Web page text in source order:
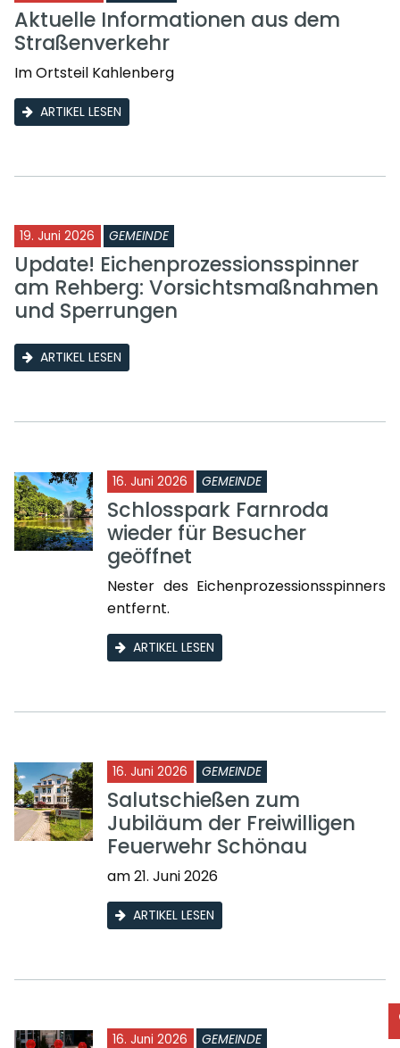
Aktuelle Informationen aus dem
Straßenverkehr
Im Ortsteil Kahlenberg
ARTIKEL LESEN
19. Juni 2026 GEMEINDE
Update! Eichenprozessionsspinner
am Rehberg: Vorsichtsmaßnahmen
und Sperrungen
ARTIKEL LESEN
16. Juni 2026 GEMEINDE
Schlosspark Farnroda
wieder für Besucher
geöffnet
Nester des Eichenprozessionsspinners
entfernt.
ARTIKEL LESEN
16. Juni 2026 GEMEINDE
Salutschießen zum
Jubiläum der Freiwilligen
Feuerwehr Schönau
am 21. Juni 2026
ARTIKEL LESEN
16. Juni 2026 GEMEINDE